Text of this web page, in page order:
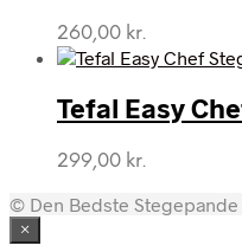
260,00 kr.
Tefal Easy
299,00 kr.
© Den Bedste Stegepande
×